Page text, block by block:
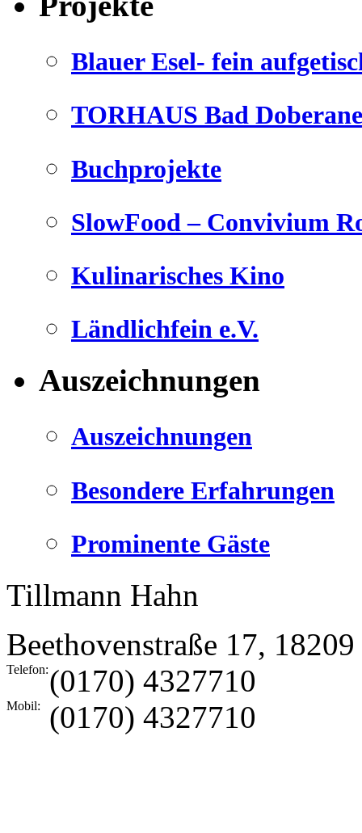
Blauer Esel- fein
TORHAUS Bad
Buchprojekte
SlowFood – Convivium
Kulinarisches Kino
Ländlichfein e.V.
Auszeichnungen
Auszeichnungen
Besondere Erfahrungen
Prominente Gäste
Tillmann Hahn
Beethovenstraße 17, 18209
Telefon:(0170) 4327710
Mobil: (0170) 4327710